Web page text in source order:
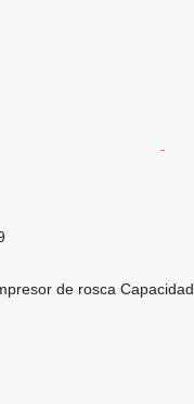
de rosca Capacidad